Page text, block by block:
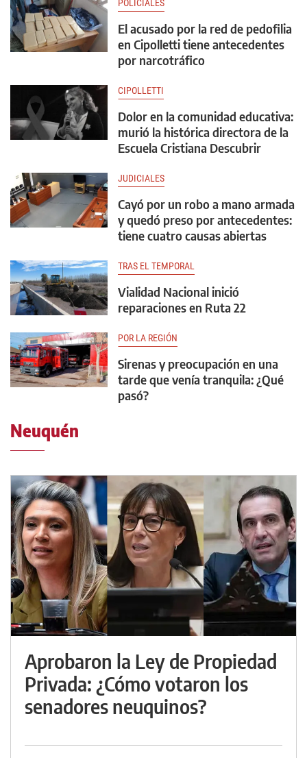
POLICIALES
El acusado por la red de pedofilia
en Cipolletti tiene antecedentes
por narcotráfico
CIPOLLETTI
Dolor en la comunidad educativa:
murió la histórica directora de la
Escuela Cristiana Descubrir
JUDICIALES
Cayó por un robo a mano armada
y quedó preso por antecedentes:
tiene cuatro causas abiertas
TRAS EL TEMPORAL
Vialidad Nacional inició
reparaciones en Ruta 22
POR LA REGIÓN
Sirenas y preocupación en una
tarde que venía tranquila: ¿Qué
pasó?
Neuquén
Aprobaron la Ley de Propiedad
Privada: ¿Cómo votaron los
senadores neuquinos?